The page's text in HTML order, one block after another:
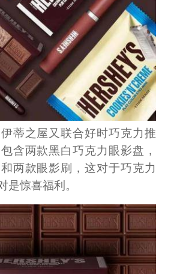
蒂之屋又联合好时巧克力推
含两款黑白巧克力眼影盘，
两款眼影刷，这对于巧克力
是惊喜福利。